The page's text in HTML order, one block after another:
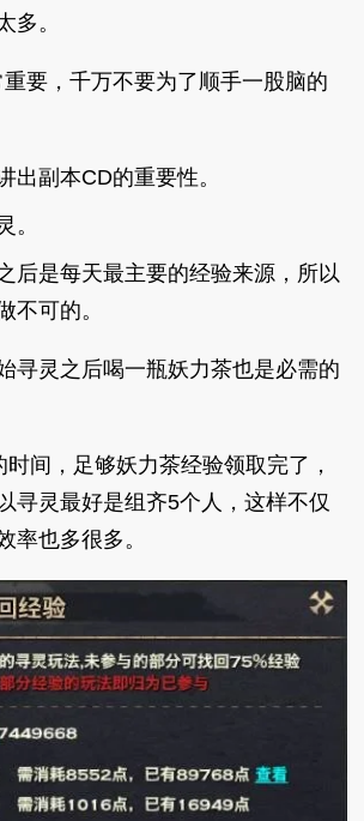
多。
要，千万不要为了顺手一股脑的
出副本CD的重要性。
。
后是每天最主要的经验来源，所以
不可的。
寻灵之后喝一瓶妖力茶也是必需的
间，足够妖力茶经验领取完了，
寻灵最好是组齐5个人，这样不仅
率也多很多。